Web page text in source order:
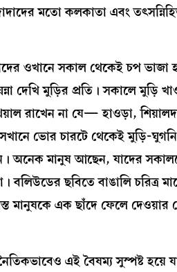
মতো কলকাতা এবং
ওখানে সকাল থেকেই চপ ভাজা
দেখি মুড়ির প্রতি। সকালে মুড়ি
রাখেন না যে— হাওড়া,
ভোর চারটে থেকেই মুড়ি-
অনেক মানুষ আছেন, যাদের
বলিউডের ছবিতে বাঙালি চরিত্র
মানুষকে এক ছাঁদে ফেলে দেওয়ার
এই বৈষম্য সুস্পষ্ট হয়ে